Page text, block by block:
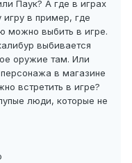
Паук? А где в играх
игру в пример, где
можно выбить в игре.
выбивается
оружие там. Или
в магазине
встретить в игре?
люди, которые не